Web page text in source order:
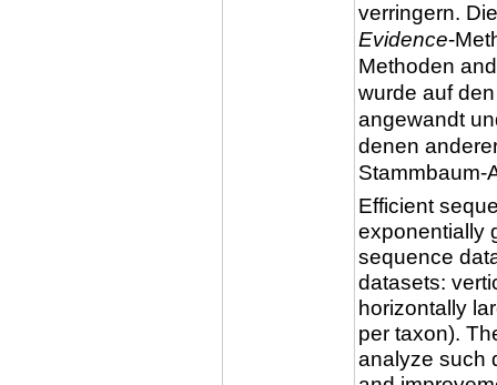
verringern.
Evidence-
Methoden
wurde auf
angewandt
denen
Stammbaum-
Efficient
exponentially
sequence
datasets:
horizontally
per taxon).
analyze such